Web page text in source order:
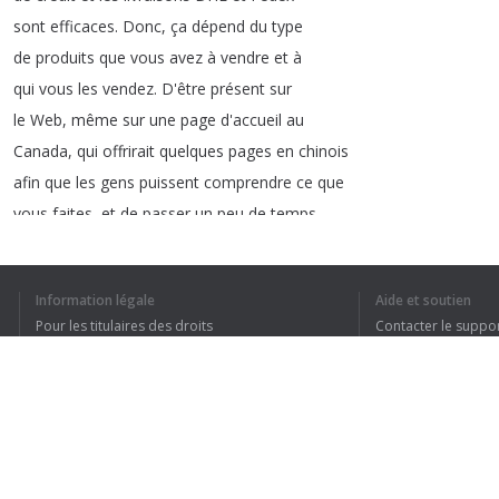
sont efficaces. Donc, ça dépend du type
de produits que vous avez à vendre et à
qui vous les vendez. D'être présent sur
le Web, même sur une page d'accueil au
Canada, qui offrirait quelques pages en chinois
afin que les gens puissent comprendre ce que
vous faites et de passer un peu de temps
Information légale
Pour les titulaires des droits
Aide et soutien
Contacter le